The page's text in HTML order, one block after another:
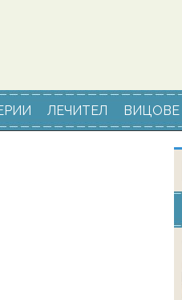
ЛЕЧИТЕЛ ВИЦОВЕ